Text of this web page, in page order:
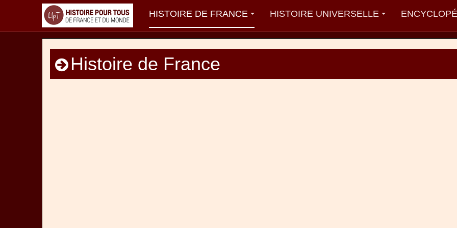
HISTOIRE DE FRANCE HISTOIRE UNIVERSELLE
Histoire de France